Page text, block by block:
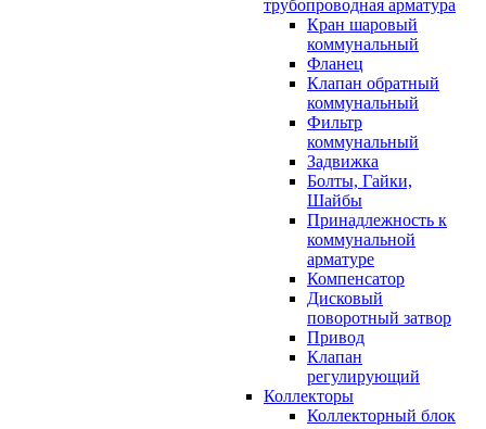
трубопроводная арматура
Кран шаровый
коммунальный
Фланец
Клапан обратный
коммунальный
Фильтр
коммунальный
Задвижка
Болты, Гайки,
Шайбы
Принадлежность к
коммунальной
арматуре
Компенсатор
Дисковый
поворотный затвор
Привод
Клапан
регулирующий
Коллекторы
Коллекторный блок